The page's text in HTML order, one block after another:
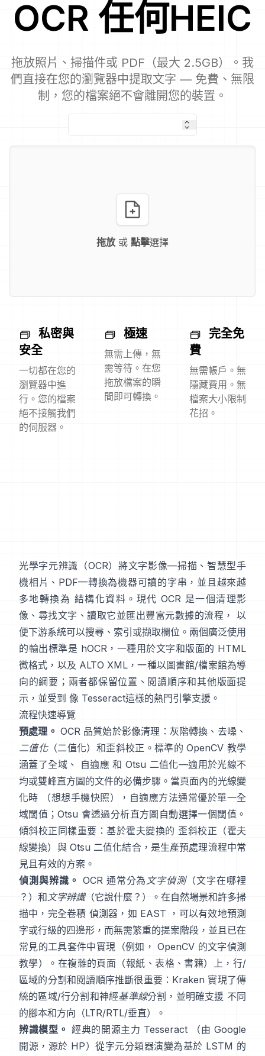
OCR 任何HEIC
拖放照片、掃描件或 PDF（最大 2.5GB）。我
們直接在您的瀏覽器中提取文字 — 免費、無限
制，您的檔案絕不會離開您的裝置。
拖放 或 點擊選擇
私密與
安全
一切都在您的
瀏覽器中進
行。您的檔案
絕不接觸我們
的伺服器。
極速
無需上傳，無
需等待。在您
拖放檔案的瞬
間即可轉換。
完全免
費
無需帳戶。無
隱藏費用。無
檔案大小限制
花招。
光學字元辨識（OCR）將文字影像—掃描、智慧型手
機相片、PDF—轉換為機器可讀的字串，並且越來越
多地轉換為 結構化資料。現代 OCR 是一個清理影
像、尋找文字、讀取它並匯出豐富元數據的流程， 以
便下游系統可以搜尋、索引或擷取欄位。兩個廣泛使用
的輸出標準是 hOCR，一種用於文字和版面的 HTML
微格式，以及 ALTO XML ，一種以圖書館/檔案館為導
向的綱要；兩者都保留位置、閱讀順序和其他版面提
示，並受到 像 Tesseract這樣的熱門引擎支援。
流程快速導覽
預處理。 OCR 品質始於影像清理：灰階轉換、去噪、
二值化（二值化）和歪斜校正。標準的 OpenCV 教學
涵蓋了全域、
自適應 和 Otsu 二值化—適用於光線不
均或雙峰直方圖的文件的必備步驟。當頁面內的光線變
化時 （想想手機快照），自適應方法通常優於單一全
域閾值；Otsu 會透過分析直方圖自動選擇一個閾值。
傾斜校正同樣重要：基於霍夫變換的 歪斜校正（霍夫
線變換）與 Otsu 二值化結合，是生產預處理流程中常
見且有效的方案。
偵測與辨識。 OCR 通常分為文字偵測（文字在哪裡
？）和文字辨識（它說什麼？）。在自然場景和許多掃
描中，完全卷積 偵測器，如 EAST ，可以有效地預測
字或行級的四邊形，而無需繁重的提案階段，並且已在
常見的工具套件中實現（例如， OpenCV 的文字偵測
教學）。在複雜的頁面（報紙、表格、書籍）上，行/
區域的分割和閱讀順序推斷很重要： Kraken 實現了傳
統的區域/行分割和神經基準線分割，並明確支援 不同
的腳本和方向（LTR/RTL/垂直）。
辨識模型。 經典的開源主力 Tesseract
（由 Google
開源，源於 HP）從字元分類器演變為基於 LSTM 的